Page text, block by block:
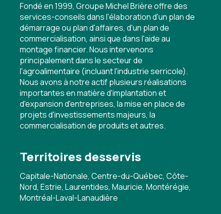
Fondé en 1999, Groupe Michel Brière offre des
services-conseils dans l'élaboration d'un plan de
démarrage ou plan d'affaires, d'un plan de
commercialisation, ainsi que dans l'aide au
montage financier. Nous intervenons
principalement dans le secteur de
l'agroalimentaire (incluant l'industrie serricole).
Nous avons à notre actif plusieurs réalisations
importantes en matière d'implantation et
d'expansion d'entreprises, la mise en place de
projets d'investissements majeurs, la
commercialisation de produits et autres.
Territoires desservis
Capitale-Nationale, Centre-du-Québec, Côte-
Nord, Estrie, Laurentides, Mauricie, Montérégie,
Montréal-Laval-Lanaudière